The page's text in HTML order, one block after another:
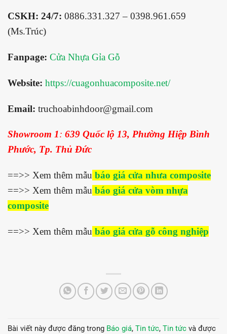
CSKH: 24/7: 0886.331.327 – 0398.961.659
(Ms.Trúc)
Fanpage: Cửa Nhựa Gỉa Gỗ
Website: https://cuagonhuacomposite.net/
Email: truchoabinhdoor@gmail.com
Showroom 1: 639 Quốc lộ 13, Phường Hiệp Bình
Phước, Tp. Thủ Đức
==>> Xem thêm mẫu báo giá cửa nhưa composite
==>> Xem thêm mẫu báo giá cửa vòm nhựa
composite
==>> Xem thêm mẫu báo giá cửa gỗ công nghiệp
Bài viết này được đăng trong Báo giá, Tin tức, Tin tức và được